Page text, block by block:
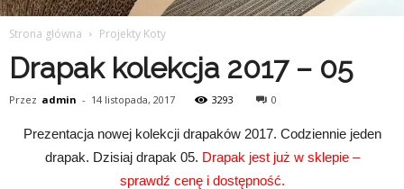
Strona główna Projekty Koty
Drapak kolekcja 2017 – 05
Przez admin - 14 listopada, 2017 3293 0
Prezentacja nowej kolekcji drapaków 2017. Codziennie jeden
drapak. Dzisiaj drapak 05. Drapak jest już w sklepie –
sprawdź cenę i dostępność.